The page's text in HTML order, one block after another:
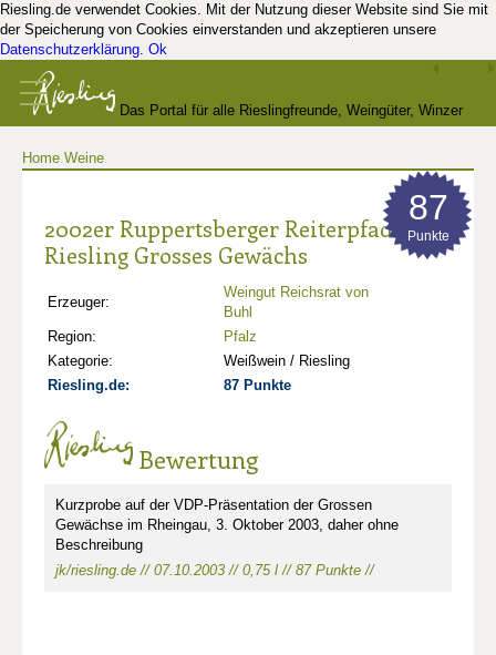
Riesling.de verwendet Cookies. Mit der Nutzung dieser Website sind Sie mit
der Speicherung von Cookies einverstanden und akzeptieren unsere
Datenschutzerklärung. Ok
Das Portal für alle Rieslingfreunde, Weingüter, Winzer
Home Weine
2002er Ruppertsberger Reiterpfad
Riesling Grosses Gewächs
Erzeuger:
Weingut Reichsrat von
Buhl
Region:
Pfalz
Kategorie:
Weißwein / Riesling
Riesling.de:
87 Punkte
87
Punkte
Bewertung
Kurzprobe auf der VDP-Präsentation der Grossen
Gewächse im Rheingau, 3. Oktober 2003, daher ohne
Beschreibung
jk/riesling.de // 07.10.2003 // 0,75 l // 87 Punkte //